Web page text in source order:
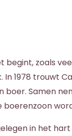
begint, zoals
In 1978 trouwt
Samen
boerenzoon
in het